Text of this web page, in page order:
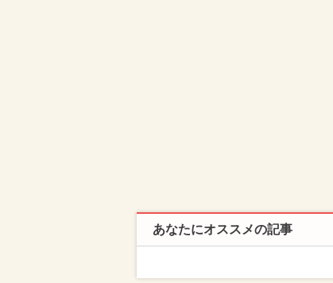
あなたにオススメの記事